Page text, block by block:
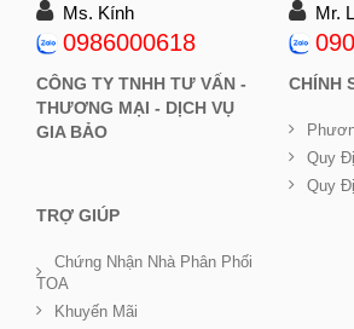
Ms. Kính
0986000618
Mr.
CÔNG TY TNHH TƯ VẤN -
THƯƠNG MẠI - DỊCH VỤ
GIA BẢO
CHÍNH
Quy
Quy
TRỢ GIÚP
Chứng Nhận Nhà Phân Phối
TOA
Khuyến Mãi